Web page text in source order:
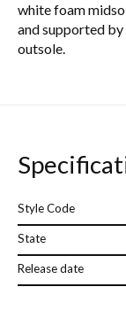
white foam
and supported
outsole.
Style Code
State
Release date